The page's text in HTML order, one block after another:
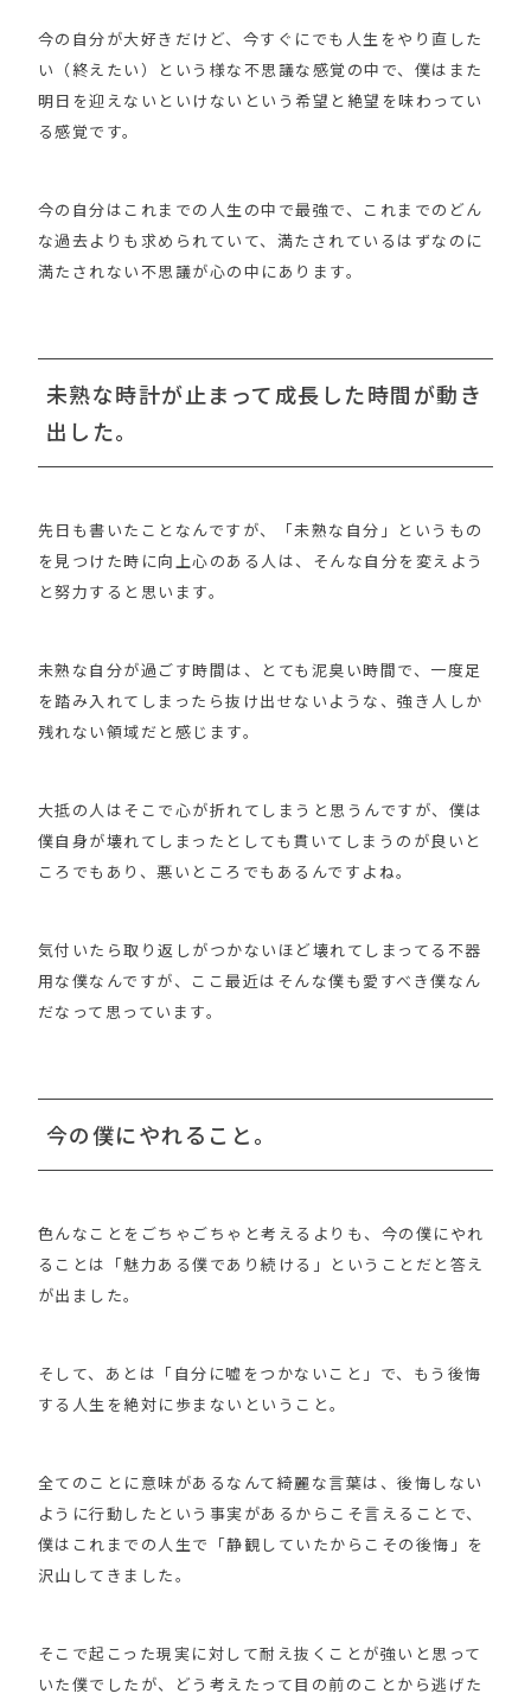
今の自分が大好きだけど、今すぐにでも人生をやり直した
い（終えたい）という様な不思議な感覚の中で、僕はまた
明日を迎えないといけないという希望と絶望を味わってい
る感覚です。
今の自分はこれまでの人生の中で最強で、これまでのどん
な過去よりも求められていて、満たされているはずなのに
満たされない不思議が心の中にあります。
未熟な時計が止まって成長した時間が動き
出した。
先日も書いたことなんですが、「未熟な自分」というもの
を見つけた時に向上心のある人は、そんな自分を変えよう
と努力すると思います。
未熟な自分が過ごす時間は、とても泥臭い時間で、一度足
を踏み入れてしまったら抜け出せないような、強き人しか
残れない領域だと感じます。
大抵の人はそこで心が折れてしまうと思うんですが、僕は
僕自身が壊れてしまったとしても貫いてしまうのが良いと
ころでもあり、悪いところでもあるんですよね。
気付いたら取り返しがつかないほど壊れてしまってる不器
用な僕なんですが、ここ最近はそんな僕も愛すべき僕なん
だなって思っています。
今の僕にやれること。
色んなことをごちゃごちゃと考えるよりも、今の僕にやれ
ることは「魅力ある僕であり続ける」ということだと答え
が出ました。
そして、あとは「自分に嘘をつかないこと」で、もう後悔
する人生を絶対に歩まないということ。
全てのことに意味があるなんて綺麗な言葉は、後悔しない
ように行動したという事実があるからこそ言えることで、
僕はこれまでの人生で「静観していたからこその後悔」を
沢山してきました。
そこで起こった現実に対して耐え抜くことが強いと思って
いた僕でしたが、どう考えたって目の前のことから逃げた